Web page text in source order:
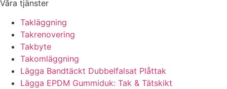
Våra tjänster
Takläggning
Takrenovering
Takbyte
Takomläggning
Lägga Bandtäckt Dubbelfalsat Plåttak
Lägga EPDM Gummiduk: Tak & Tätskikt